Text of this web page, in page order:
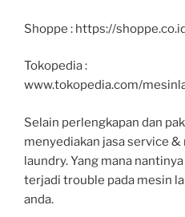
Shoppe : https://
Tokopedia :
www.tokopedia.com/
Selain perlengkapan dan
menyediakan jasa service
laundry. Yang mana
terjadi trouble pada mesin
anda.